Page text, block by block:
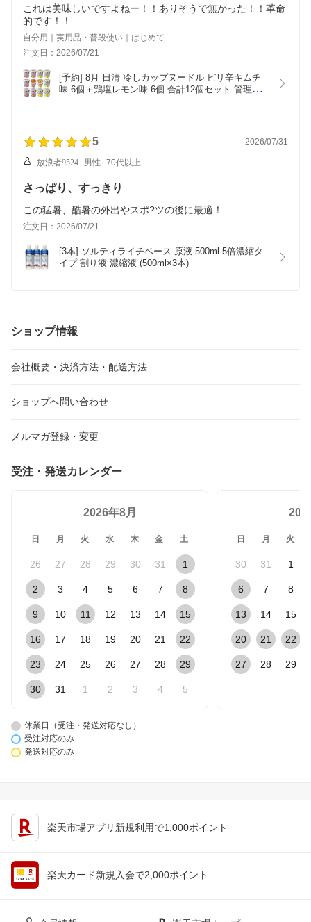
これは美味しいですよねー！！ありそうで無かった！！革命
的です！！
自分用｜実用品・普段使い｜はじめて
注文日：2026/07/21
[予約] 8月 日清 冷しカップヌードル ピリ辛キムチ
味 6個＋鶏塩レモン味 6個 合計12個セット 管理
5 2026/07/31
放浪者9524 男性 70代以上
さっぱり、すっきり
この猛暑、酷暑の外出やスポ?ツの後に最適！
注文日：2026/07/21
[3本] ソルティライチベース 原液 500ml 5倍濃縮タ
イプ 割り液 濃縮液 (500ml×3本)
ショップ情報
会社概要・決済方法・配送方法
ショップへ問い合わせ
メルマガ登録・変更
受注・発送カレンダー
2026年8月
日 月 火 水 木 金 土
26 27 28 29 30 31 1
2 3 4 5 6 7 8
9 10 11 12 13 14 15
16 17 18 19 20 21 22
23 24 25 26 27 28 29
30 31 1 2 3 4 5
日 月 火
30 31 1
6 7 8
13 14 15
20 21 22
27 28 29
休業日（受注・発送対応なし）
受注対応のみ
発送対応のみ
楽天市場アプリ新規利用で1,000ポイント
楽天カード新規入会で2,000ポイント